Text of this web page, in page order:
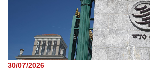
30/07/2026